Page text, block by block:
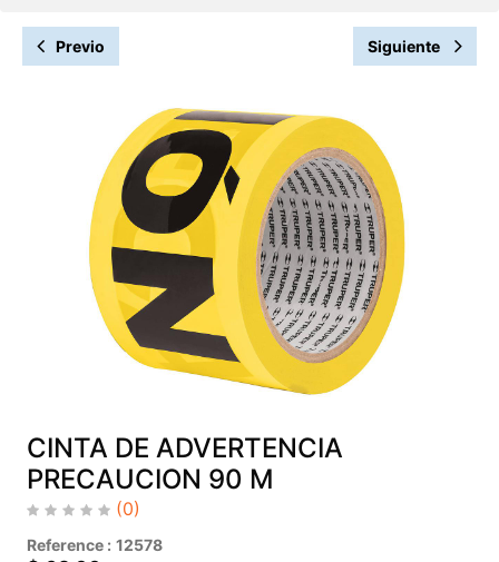
Previo Siguiente
CINTA DE ADVERTENCIA
PRECAUCION 90 M
(0)
Reference : 12578